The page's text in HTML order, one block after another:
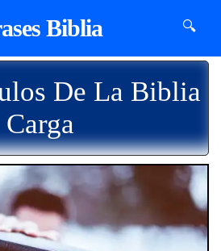
Biblia 🔍
De La Biblia
Carga